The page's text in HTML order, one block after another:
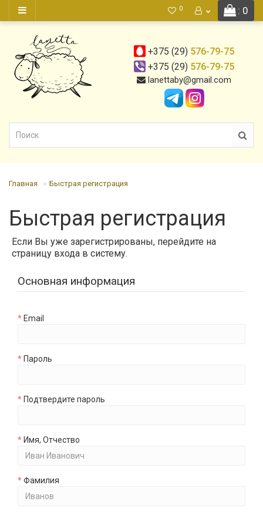
: 0
0
+375 (29) 576-79-75
+375 (29) 576-79-75
lanettaby@gmail.com
Главная Быстрая регистрация
Быстрая регистрация
Если Вы уже зарегистрированы, перейдите на
страницу входа в систему.
Основная информация
Email
Пароль
Подтвердите пароль
Имя, Отчество
Фамилия